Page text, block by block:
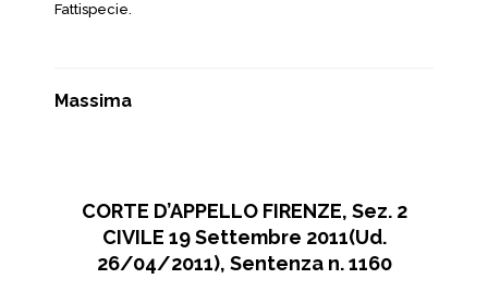
Fattispecie.
Massima
CORTE D’APPELLO FIRENZE, Sez. 2
CIVILE 19 Settembre 2011(Ud.
26/04/2011), Sentenza n. 1160